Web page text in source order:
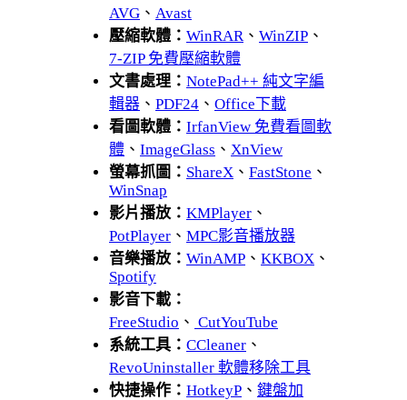
AVG 、 Avast
壓縮軟體： WinRAR 、 WinZIP 、
7-ZIP 免費壓縮軟體
文書處理： NotePad++ 純文字編
輯器 、 PDF24 、 Office下載
看圖軟體： IrfanView 免費看圖軟
體 、 ImageGlass 、 XnView
螢幕抓圖： ShareX 、 FastStone 、
WinSnap
影片播放： KMPlayer 、
PotPlayer 、 MPC影音播放器
音樂播放： WinAMP 、 KKBOX 、
Spotify
影音下載：
FreeStudio 、 CutYouTube
系統工具： CCleaner 、
RevoUninstaller 軟體移除工具
快捷操作： HotkeyP 、 鍵盤加